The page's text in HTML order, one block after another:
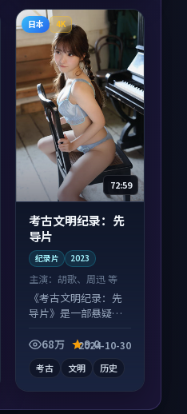
日本 4K
72:59
考古文明纪录：先
导片
纪录片 2023
主演： 胡歌、周迅 等
《考古文明纪录：先
导片》是一部悬疑向
屏端观看，细节更丰
68万 9.0
2024-10-30
考古 文明 历史